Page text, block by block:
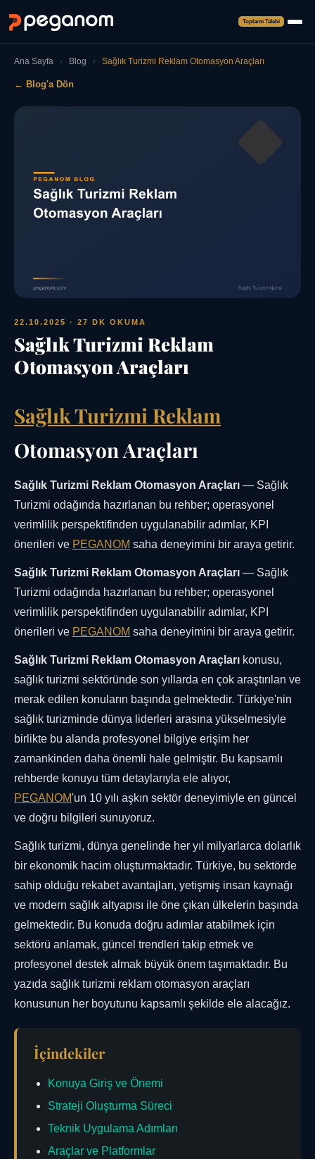
Toplantı Talebi
Ana Sayfa › Blog › Sağlık Turizmi Reklam Otomasyon Araçları
← Blog'a Dön
22.10.2025 · 27 DK OKUMA
Sağlık Turizmi Reklam
Otomasyon Araçları
Sağlık Turizmi Reklam
Otomasyon Araçları
Sağlık Turizmi Reklam Otomasyon Araçları — Sağlık
Turizmi odağında hazırlanan bu rehber; operasyonel
verimlilik perspektifinden uygulanabilir adımlar, KPI
önerileri ve PEGANOM saha deneyimini bir araya getirir.
Sağlık Turizmi Reklam Otomasyon Araçları — Sağlık
Turizmi odağında hazırlanan bu rehber; operasyonel
verimlilik perspektifinden uygulanabilir adımlar, KPI
önerileri ve PEGANOM saha deneyimini bir araya getirir.
Sağlık Turizmi Reklam Otomasyon Araçları konusu,
sağlık turizmi sektöründe son yıllarda en çok araştırılan ve
merak edilen konuların başında gelmektedir. Türkiye'nin
sağlık turizminde dünya liderleri arasına yükselmesiyle
birlikte bu alanda profesyonel bilgiye erişim her
zamankinden daha önemli hale gelmiştir. Bu kapsamlı
rehberde konuyu tüm detaylarıyla ele alıyor,
PEGANOM'un 10 yılı aşkın sektör deneyimiyle en güncel
ve doğru bilgileri sunuyoruz.
Sağlık turizmi, dünya genelinde her yıl milyarlarca dolarlık
bir ekonomik hacim oluşturmaktadır. Türkiye, bu sektörde
sahip olduğu rekabet avantajları, yetişmiş insan kaynağı
ve modern sağlık altyapısı ile öne çıkan ülkelerin başında
gelmektedir. Bu konuda doğru adımlar atabilmek için
sektörü anlamak, güncel trendleri takip etmek ve
profesyonel destek almak büyük önem taşımaktadır. Bu
yazıda sağlık turizmi reklam otomasyon araçları
konusunun her boyutunu kapsamlı şekilde ele alacağız.
İçindekiler
Konuya Giriş ve Önemi
Strateji Oluşturma Süreci
Teknik Uygulama Adımları
Araçlar ve Platformlar